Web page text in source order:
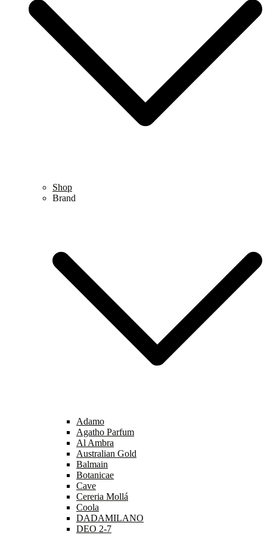
Shop
Brand
Adamo
Agatho Parfum
Al Ambra
Australian Gold
Balmain
Botanicae
Cave
Cereria Mollá
Coola
DADAMILANO
DEO 2-7